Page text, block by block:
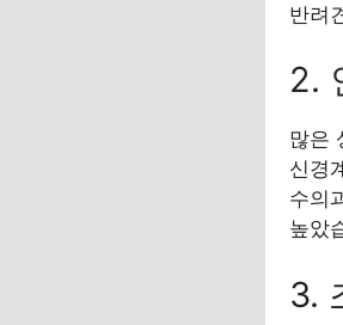
반려
2.
많은
신경
수의
높았
3.